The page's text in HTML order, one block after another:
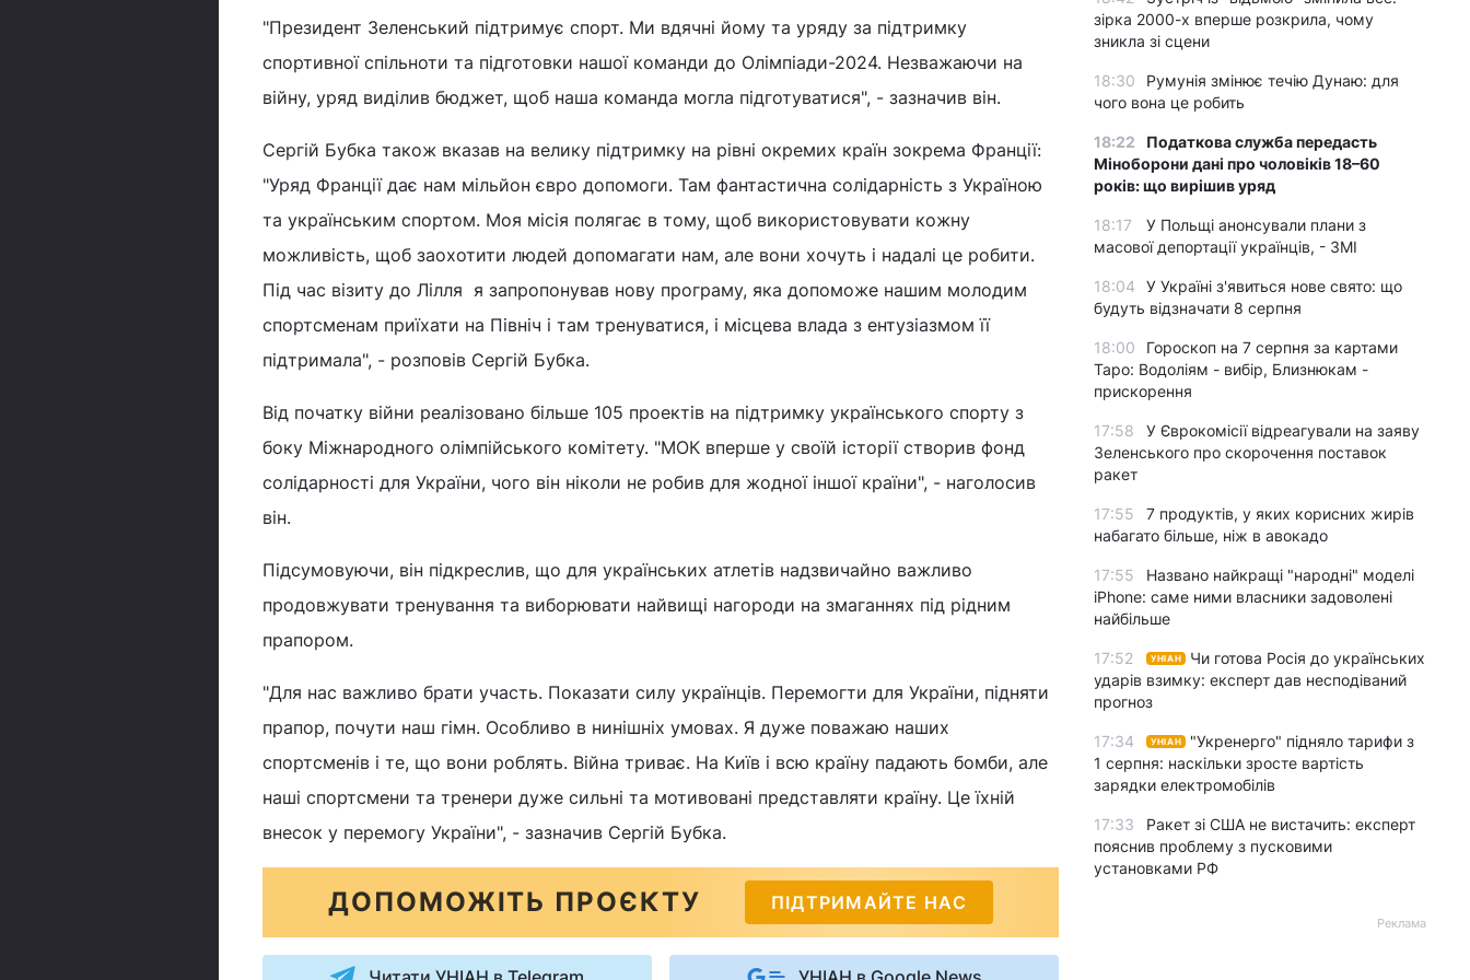
"Президент Зеленський підтримує спорт. Ми вдячні йому та уряду за підтримку
спортивної спільноти та підготовки нашої команди до Олімпіади-2024. Незважаючи на
війну, уряд виділив бюджет, щоб наша команда могла підготуватися", - зазначив він.
Сергій Бубка також вказав на велику підтримку на рівні окремих країн зокрема Франції:
"Уряд Франції дає нам мільйон євро допомоги. Там фантастична солідарність з Україною
та українським спортом. Моя місія полягає в тому, щоб використовувати кожну
можливість, щоб заохотити людей допомагати нам, але вони хочуть і надалі це робити.
Під час візиту до Лілля я запропонував нову програму, яка допоможе нашим молодим
спортсменам приїхати на Північ і там тренуватися, і місцева влада з ентузіазмом її
підтримала", - розповів Сергій Бубка.
Від початку війни реалізовано більше 105 проектів на підтримку українського спорту з
боку Міжнародного олімпійського комітету. "МОК вперше у своїй історії створив фонд
солідарності для України, чого він ніколи не робив для жодної іншої країни", - наголосив
він.
Підсумовуючи, він підкреслив, що для українських атлетів надзвичайно важливо
продовжувати тренування та виборювати найвищі нагороди на змаганнях під рідним
прапором.
"Для нас важливо брати участь. Показати силу українців. Перемогти для України, підняти
прапор, почути наш гімн. Особливо в нинішніх умовах. Я дуже поважаю наших
спортсменів і те, що вони роблять. Війна триває. На Київ і всю країну падають бомби, але
наші спортсмени та тренери дуже сильні та мотивовані представляти країну. Це їхній
внесок у перемогу України", - зазначив Сергій Бубка.
ДОПОМОЖІТЬ ПРОЄКТУ ПІДТРИМАЙТЕ НАС
зірка 2000-х вперше розкрила, чому
зникла зі сцени
18:30
Румунія змінює течію Дунаю: для
чого вона це робить
18:22
Податкова служба передасть
Міноборони дані про чоловіків 18–60
років: що вирішив уряд
18:17
У Польщі анонсували плани з
масової депортації українців, - ЗМІ
18:04
У Україні з'явиться нове свято: що
будуть відзначати 8 серпня
18:00
Гороскоп на 7 серпня за картами
Таро: Водоліям - вибір, Близнюкам -
прискорення
17:58
У Єврокомісії відреагували на заяву
Зеленського про скорочення поставок
ракет
17:55
7 продуктів, у яких корисних жирів
набагато більше, ніж в авокадо
17:55
Названо найкращі "народні" моделі
iPhone: саме ними власники задоволені
найбільше
17:52 УНІАН
Чи готова Росія до українських
ударів взимку: експерт дав несподіваний
прогноз
17:34 УНІАН
"Укренерго" підняло тарифи з
1 серпня: наскільки зросте вартість
зарядки електромобілів
17:33
Ракет зі США не вистачить: експерт
пояснив проблему з пусковими
установками РФ
Реклама